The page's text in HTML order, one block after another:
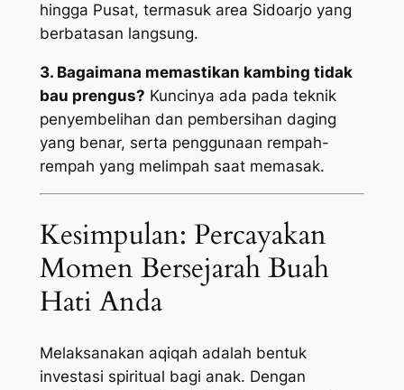
hingga Pusat, termasuk area Sidoarjo yang
berbatasan langsung.
3. Bagaimana memastikan kambing tidak
bau prengus? Kuncinya ada pada teknik
penyembelihan dan pembersihan daging
yang benar, serta penggunaan rempah-
rempah yang melimpah saat memasak.
Kesimpulan: Percayakan
Momen Bersejarah Buah
Hati Anda
Melaksanakan aqiqah adalah bentuk
investasi spiritual bagi anak. Dengan